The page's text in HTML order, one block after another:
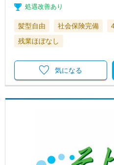
処遇改善あり
髪型自由 社会保険完備
残業ほぼなし
気になる